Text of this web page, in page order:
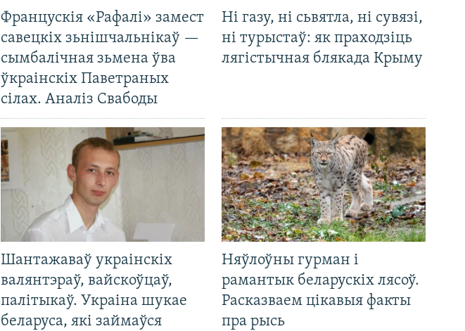
Францускія «Рафалі» замест
савецкіх зьнішчальнікаў —
сымбалічная зьмена ўва
ўкраінскіх Паветраных
сілах. Аналіз Свабоды
Ні газу, ні сьвятла, ні сувязі,
ні турыстаў: як праходзіць
лягістычная блякада Крыму
Шантажаваў украінскіх
валянтэраў, вайскоўцаў,
палітыкаў. Украіна шукае
беларуса, які займаўся
Няўлоўны гурман і
рамантык беларускіх лясоў.
Расказваем цікавыя факты
пра рысь